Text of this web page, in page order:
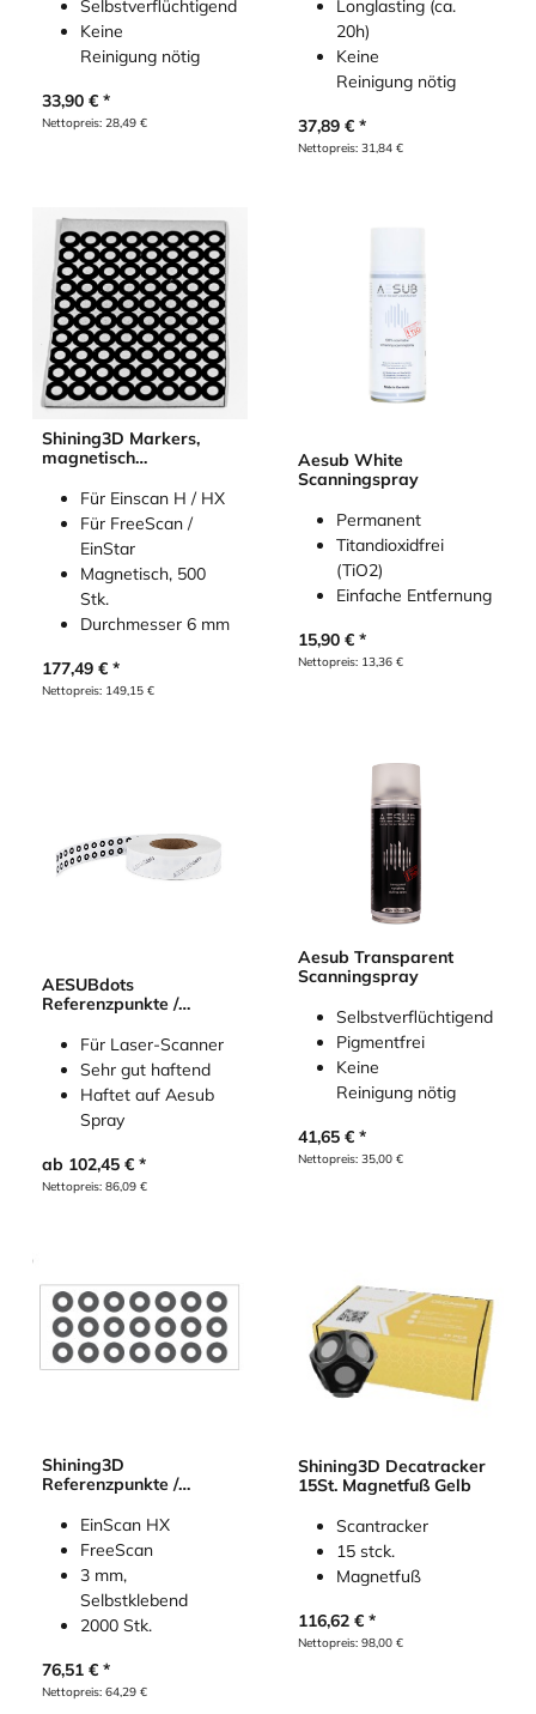
Selbstverflüchtigend
Keine
Reinigung nötig
33,90 €
Nettopreis: 28,49 €
Longlasting (ca.
20h)
Keine
Reinigung nötig
37,89€
Nettopreis: 31,84€
Shining3D Markers,
magnetisch
Targets) für 3D-
Scanner, (500 Stk.)
Für Einscan H / HX
Für FreeScan /
EinStar
Magnetisch, 500
Stk.
Durchmesser 6 mm
177,49 €
Nettopreis: 149,15 €
Aesub White
Scanningspray
Permanent
Titandioxidfrei
(TiO2)
Einfache Entfernung
15,90€
Nettopreis: 13,36€
AESUBdots
Referenzpunkte /
Für Laser-Scanner
Sehr gut haftend
Haftet auf Aesub
Spray
ab 102,45 €
Nettopreis: 86,09 €
Aesub Transparent
Scanningspray
Selbstverflüchtigend
Pigmentfrei
Keine
Reinigung nötig
41,65€
Nettopreis: 35,00€
Shining3D
Referenzpunkte /
/ FreeScan (2000 Stk.)
EinScan HX
FreeScan
3 mm,
Selbstklebend
2000 Stk.
76,51 €
Nettopreis: 64,29 €
Shining3D Decatracker
15St. Magnetfuß Gelb
Scantracker
15 stck.
Magnetfuß
116,62€
Nettopreis: 98,00€